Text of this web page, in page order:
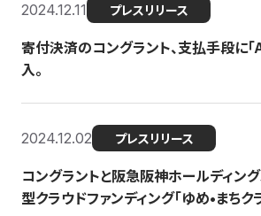
2024.12.11 プレスリリース
寄付決済のコングラント、支払手段に
入。
2024.12.02 プレスリリース
コングラントと阪急阪神ホールディン
型クラウドファンディング「ゆめ•まちク